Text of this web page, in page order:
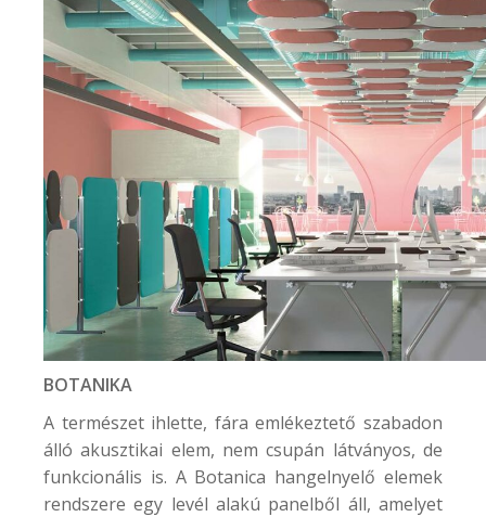
BOTANIKA
A természet ihlette, fára emlékeztető szabadon
álló akusztikai elem, nem csupán látványos, de
funkcionális is. A Botanica hangelnyelő elemek
rendszere egy levél alakú panelből áll, amelyet